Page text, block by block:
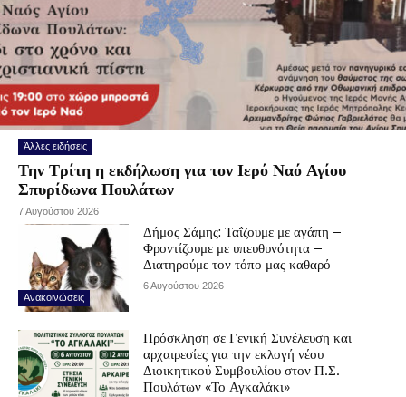
Άλλες ειδήσεις
Την Τρίτη η εκδήλωση για τον Ιερό Ναό Αγίου
Σπυρίδωνα Πουλάτων
7 Αυγούστου 2026
Ανακοινώσεις
Δήμος Σάμης: Ταΐζουμε με αγάπη –
Φροντίζουμε με υπευθυνότητα –
Διατηρούμε τον τόπο μας καθαρό
6 Αυγούστου 2026
Πρόσκληση σε Γενική Συνέλευση και
αρχαιρεσίες για την εκλογή νέου
Διοικητικού Συμβουλίου στον Π.Σ.
Πουλάτων «Το Αγκαλάκι»